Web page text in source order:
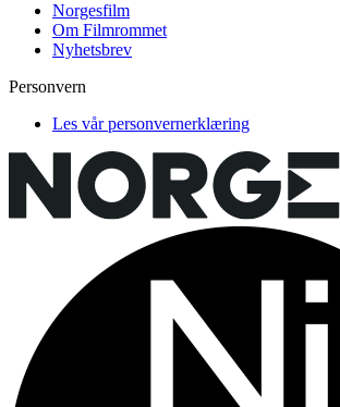
Norgesfilm
Om Filmrommet
Nyhetsbrev
Personvern
Les vår personvernerklæring